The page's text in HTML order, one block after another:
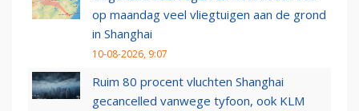
op maandag veel vliegtuigen aan de grond
in Shanghai
10-08-2026, 9:07
Ruim 80 procent vluchten Shanghai
gecancelled vanwege tyfoon, ook KLM